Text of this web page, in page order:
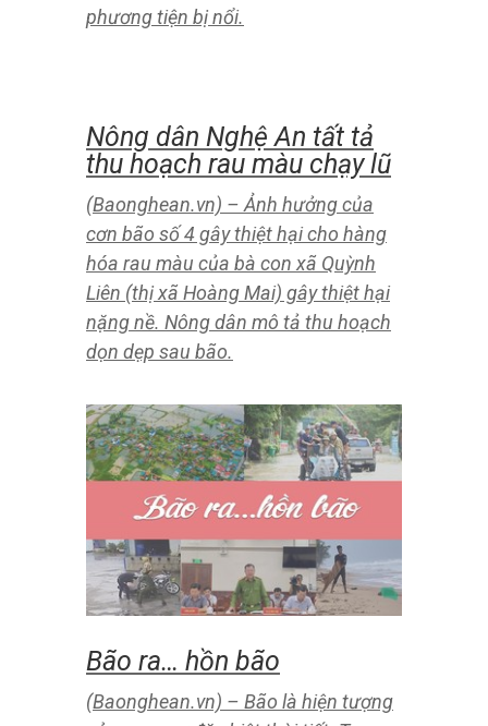
(Baonghean.vn) – Các đợt mưa lớn
bàn thuộc huyện rẻo cao Kỳ Sơn lũ
quét, ầm ầm. Đặc biệt, tại thị trấn
Mường Xén, dòng nước cùng bùn đất
trôi dạt về xã Tà Cạ, Tây Sơn làm cho
nhiều tài sản của dân bị cuốn trôi.
Lũ quét kinh hoàng ở Kỳ
Sơn
(Baonghean.vn) – Lũ quét lỗi xảy ra
từ 2h sáng nay 2/10 tại địa bàn xã Tà
Cạ và khu vực thị trấn Mường Xén
của huyện Kỳ Sơn. Nhanh thông tin
có 3 nhà dân bị đưa vào, nhiều
phương tiện bị nổi.
Nông dân Nghệ An tất tả